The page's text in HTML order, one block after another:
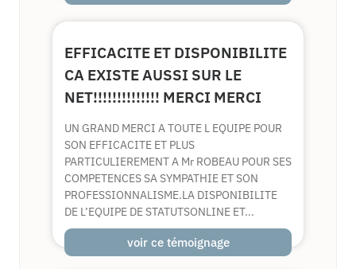
EFFICACITE ET DISPONIBILITE
CA EXISTE AUSSI SUR LE
NET!!!!!!!!!!!!!! MERCI MERCI
UN GRAND MERCI A TOUTE L EQUIPE POUR
SON EFFICACITE ET PLUS
PARTICULIEREMENT A Mr ROBEAU POUR SES
COMPETENCES SA SYMPATHIE ET SON
PROFESSIONNALISME.LA DISPONIBILITE
DE L’EQUIPE DE STATUTSONLINE ET...
voir ce témoignage